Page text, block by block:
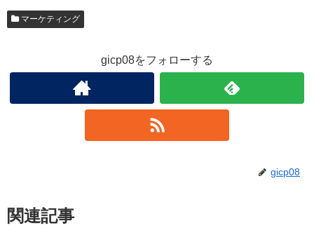
マーケティング
gicp08をフォローする
gicp08
関連記事